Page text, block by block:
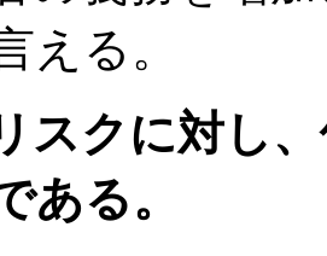
える。
スクに対し
ある。